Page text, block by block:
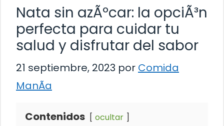
Nata sin azÃºcar: la opciÃ³n
perfecta para cuidar tu
salud y disfrutar del sabor
21 septiembre, 2023 por Comida
ManÃ­a
Contenidos ocultar